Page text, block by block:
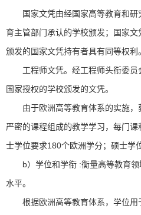
国家文凭由经国家高等教育和研
育主管部门承认的学校颁发；国家
颁发的国家文凭持有者具有同等权利。
工程师文凭。经工程师头衔委员
国家授权的学校颁发的文凭。
由于欧洲高等教育体系的实施，
严密的课程组成的教学学习，每门
士学位要求180个欧洲学分；硕士学
b）学位和学衔 :衡量高等教育领
水平。
根据欧洲高等教育体系，学位用